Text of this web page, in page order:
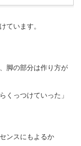
ています。
脚の部分は作り方が
くっつけていった」
ンスにもよるか